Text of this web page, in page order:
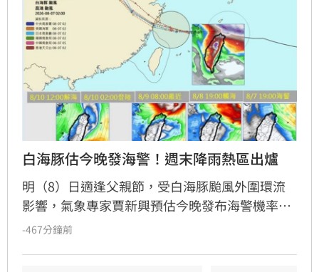
白海豚估今晚發海警！週末降雨熱區出爐
明（8）日適逢父親節，受白海豚颱風外圍環流
影響，氣象專家賈新興預估今晚發布海警機率
高。週末期間，台中以北及東北角慎防較大雨
-467分鐘前